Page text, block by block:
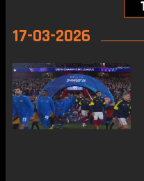
17-03-2026